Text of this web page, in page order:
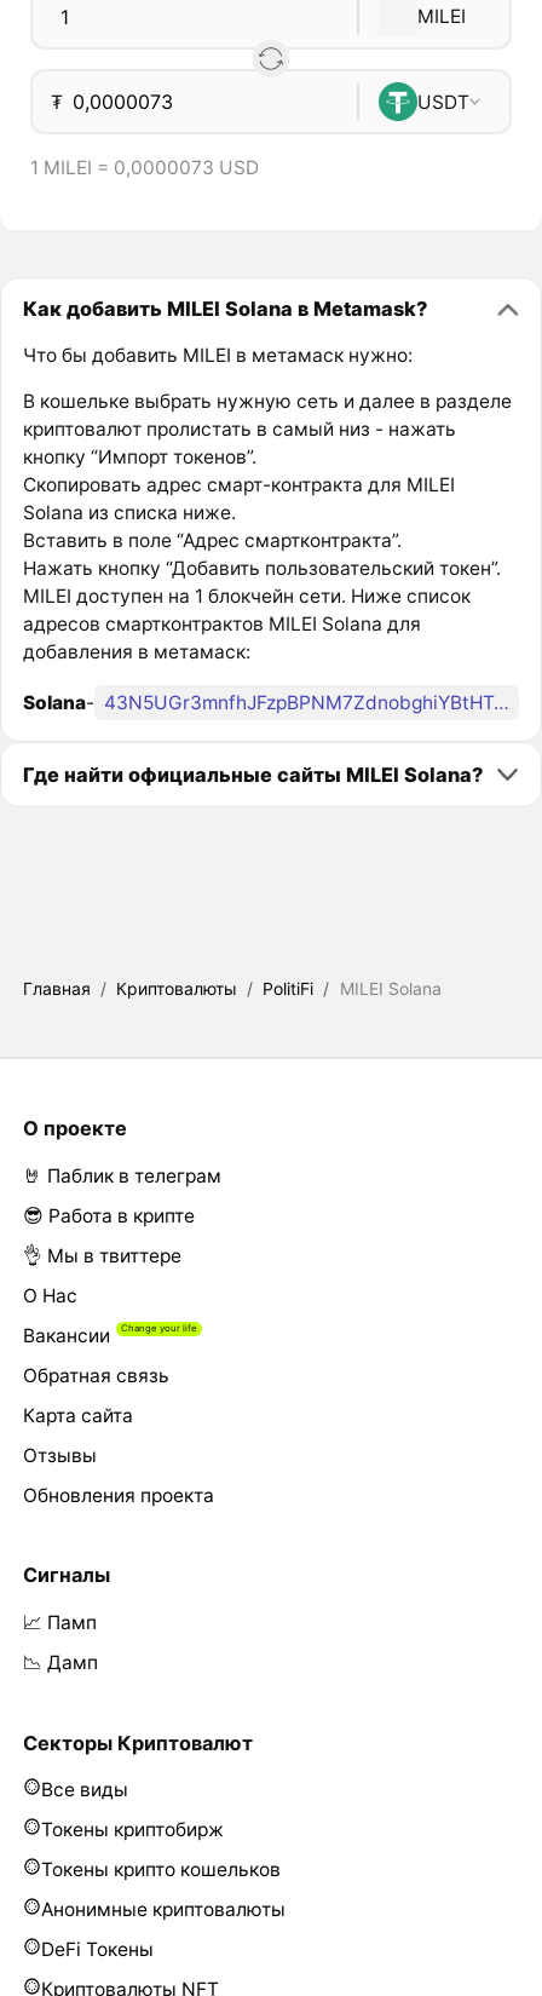
MILEI
₮ USDT
1 MILEI = 0,0000073 USD
Как добавить MILEI Solana в Metamask?
Что бы добавить MILEI в метамаск нужно:
В кошельке выбрать нужную сеть и далее в разделе
криптовалют пролистать в самый низ - нажать
кнопку “Импорт токенов”.
Скопировать адрес смарт-контракта для MILEI
Solana из списка ниже.
Вставить в поле “Адрес смартконтракта”.
Нажать кнопку “Добавить пользовательский токен”.
MILEI доступен на 1 блокчейн сети. Ниже список
адресов смартконтрактов MILEI Solana для
добавления в метамаск:
Solana- 43N5UGr3mnfhJFzpBPNM7ZdnobghiYBtHTaQfZQv65mh
Где найти официальные сайты MILEI Solana?
Главная / Криптовалюты / PolitiFi / MILEI Solana
О проекте
🤘 Паблик в телеграм
😎 Работа в крипте
👌 Мы в твиттере
О Нас
Вакансии
Обратная связь
Карта сайта
Отзывы
Обновления проекта
Сигналы
📈 Памп
📉 Дамп
Секторы Криптовалют
Все виды
Токены криптобирж
Токены крипто кошельков
Анонимные криптовалюты
DeFi Токены
Криптовалюты NFT